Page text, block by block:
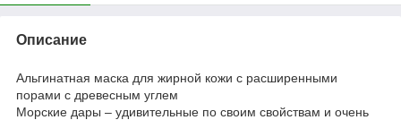
Описание
Альгинатная маска для жирной кожи с расширенными
порами с древесным углем
Морские дары – удивительные по своим свойствам и очень